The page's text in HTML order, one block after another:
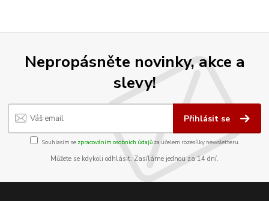
Nepropásněte novinky, akce a
slevy!
Přihlásit se
Souhlasím se zpracováním osobních údajůza účelem rozesílky newsletteru.
Můžete se kdykoli odhlásit. Zasíláme jednou za 14 dní.